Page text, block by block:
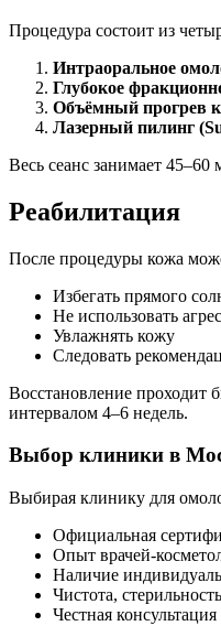
Процедура состоит из
Интраоральное
Глубокое
Объёмный прогрев
Лазерный пилинг
Весь сеанс занимает 45–60
Реабилитация
После процедуры кожа
Избегать прямого
Не использовать
Увлажнять кожу
Следовать
Восстановление проходит
интервалом 4–6 недель.
Выбор клиники в
Выбирая клинику для
Официальная
Опыт врачей-
Наличие
Чистота,
Честная